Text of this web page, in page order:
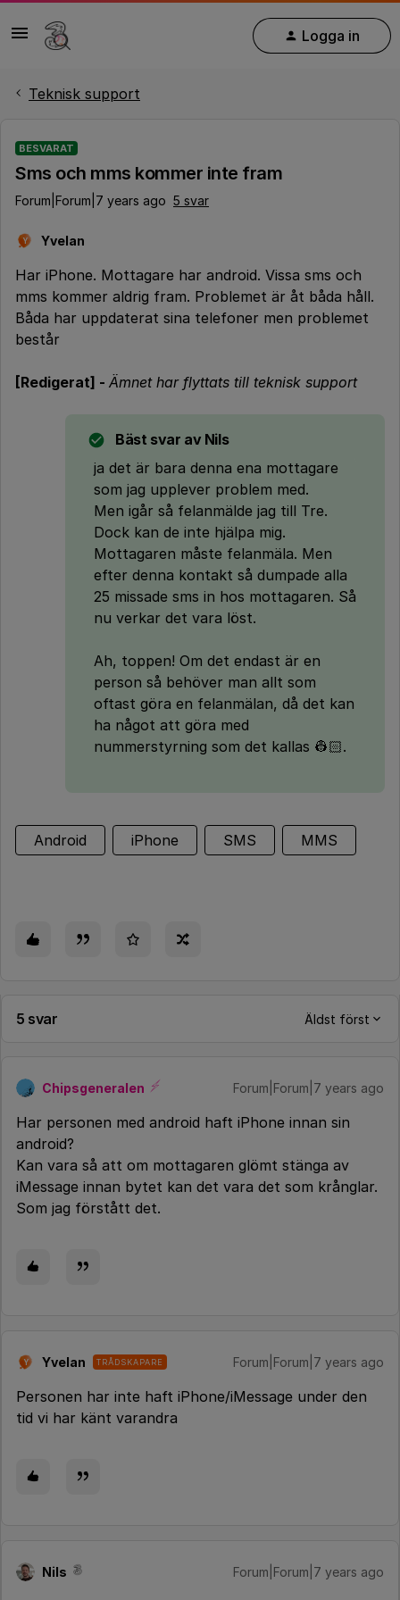
Logga in
Teknisk support
BESVARAT
Sms och mms kommer inte fram
Forum|Forum|7 years ago 5 svar
Y Yvelan
Har iPhone. Mottagare har android. Vissa sms och
mms kommer aldrig fram. Problemet är åt båda håll.
Båda har uppdaterat sina telefoner men problemet
består
[Redigerat] - Ämnet har flyttats till teknisk support
Bäst svar av Nils
ja det är bara denna ena mottagare
som jag upplever problem med.
Men igår så felanmälde jag till Tre.
Dock kan de inte hjälpa mig.
Mottagaren måste felanmäla. Men
efter denna kontakt så dumpade alla
25 missade sms in hos mottagaren. Så
nu verkar det vara löst.
Ah, toppen! Om det endast är en
person så behöver man allt som
oftast göra en felanmälan, då det kan
ha något att göra med
nummerstyrning som det kallas 👷🏻.
Android iPhone SMS MMS
5 svar Äldst först
Chipsgeneralen Forum|Forum|7 years ago
Har personen med android haft iPhone innan sin
android?
Kan vara så att om mottagaren glömt stänga av
iMessage innan bytet kan det vara det som krånglar.
Som jag förstått det.
Y Yvelan TRÅDSKAPARE Forum|Forum|7 years ago
Personen har inte haft iPhone/iMessage under den
tid vi har känt varandra
Nils Forum|Forum|7 years ago